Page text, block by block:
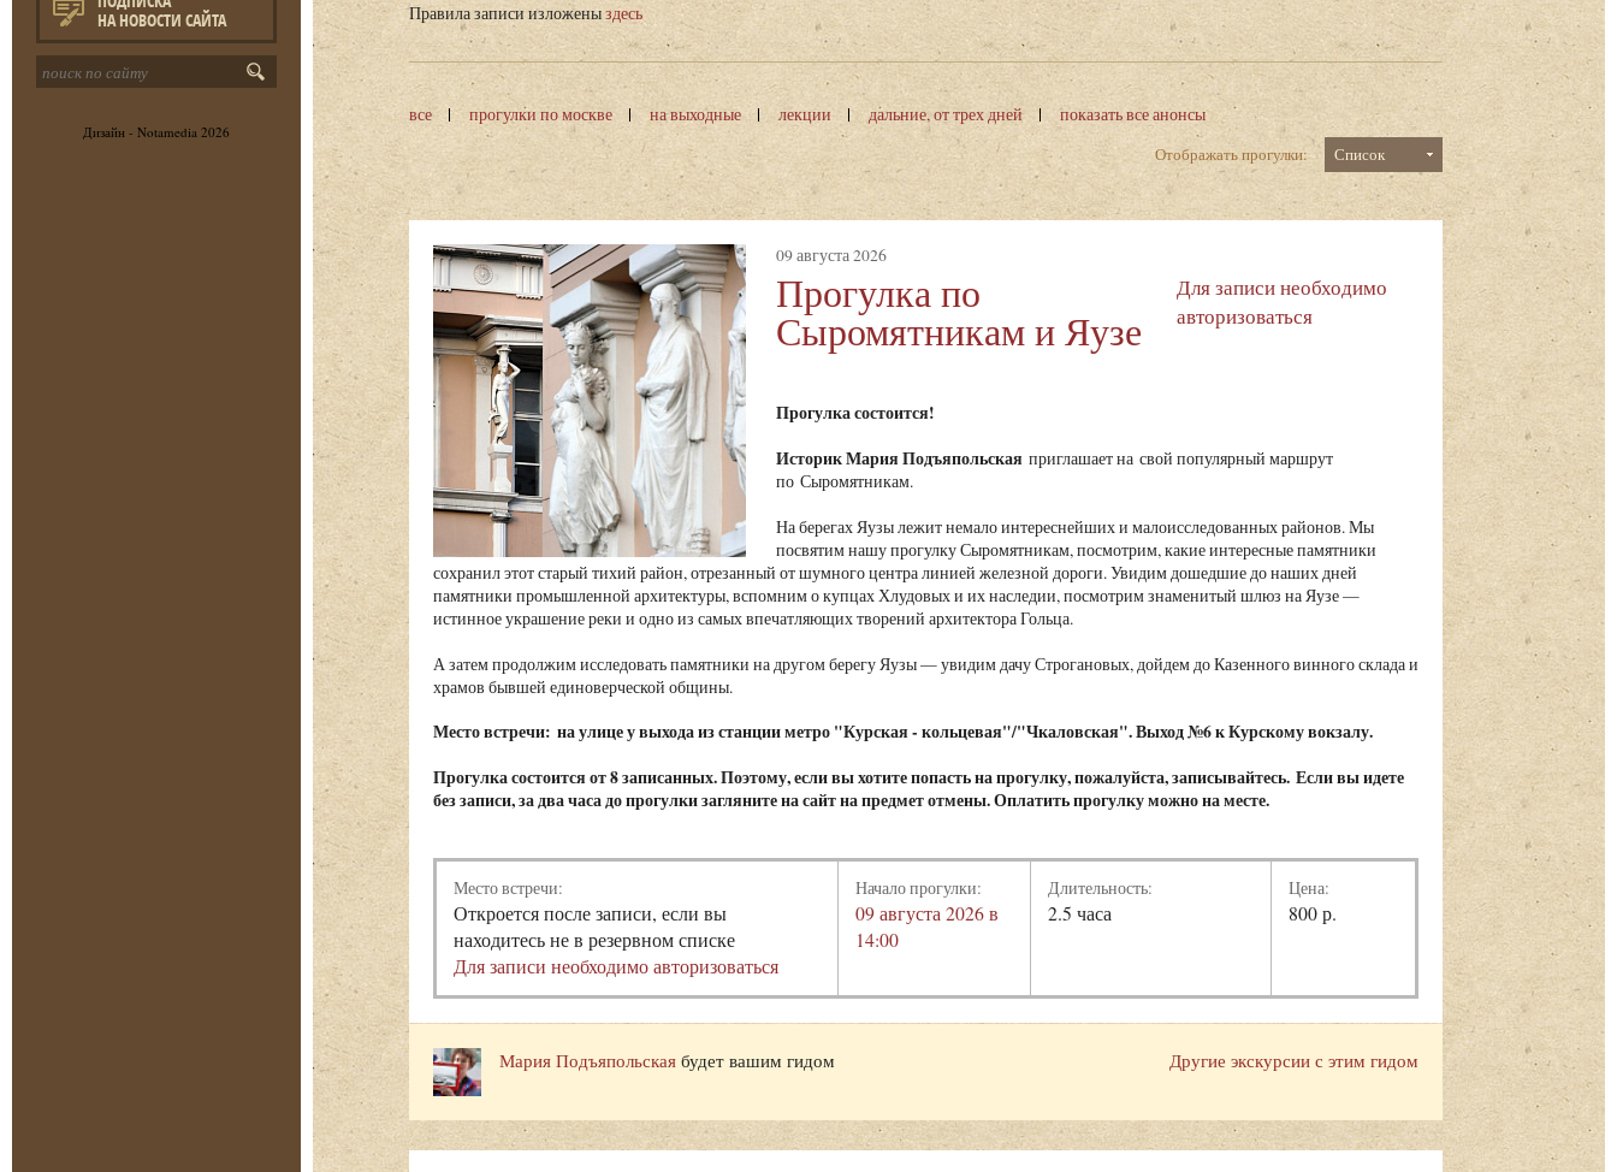
НА НОВОСТИ САЙТА
Дизайн - Notamedia 2026
Правила записи изложеныздесь
все прогулки по москве на выходные лекции дальние, от трех дней
показать все анонсы
Отображать прогулки:
Список
09 августа 2026
Прогулка по
Сыромятникам и Яузе
Для записи необходимо
авторизоваться
Прогулка состоится!
Историк Мария Подъяпольская приглашает на свой популярный маршрут
по Сыромятникам.
На берегах Яузы лежит немало интереснейших и малоисследованных районов. Мы
посвятим нашу прогулку Сыромятникам, посмотрим, какие интересные памятники
сохранил этот старый тихий район, отрезанный от шумного центра линией железной дороги. Увидим дошедшие до наших дней
памятники промышленной архитектуры, вспомним о купцах Хлудовых и их наследии, посмотрим знаменитый шлюз на Яузе —
истинное украшение реки и одно из самых впечатляющих творений архитектора Гольца.
А затем продолжим исследовать памятники на другом берегу Яузы — увидим дачу Строгановых, дойдем до Казенного винного склада и
храмов бывшей единоверческой общины.
Место встречи: на улице у выхода из станции метро "Курская - кольцевая"/"Чкаловская". Выход №6 к Курскому вокзалу.
Прогулка состоится от 8 записанных. Поэтому, если вы хотите попасть на прогулку, пожалуйста, записывайтесь. Если вы идете
без записи, за два часа до прогулки загляните на сайт на предмет отмены. Оплатить прогулку можно на месте.
Место встречи:
Откроется после записи, если вы
находитесь не в резервном списке
Для записи необходимо авторизоваться
Начало прогулки:
09 августа 2026 в
14:00
Длительность:
2.5 часа
Цена:
800 р.
Другие экскурсии с этим гидом
Мария Подъяпольская будет вашим гидом